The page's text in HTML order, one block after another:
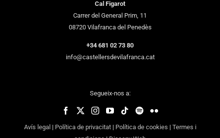
Cal Figarot
Carrer del General Prim, 11
08720 Vilafranca del Penedès
+34 681 02 73 80
info@castellersdevilafranca.cat
Segueix-nos a:
Avís legal | Política de privacitat| Política de cookies | Termes i